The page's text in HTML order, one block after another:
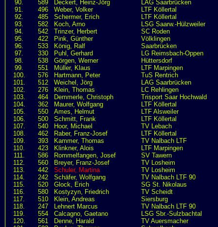
90. 589 Deckert, Heinz-Jörg
LAG Saarbrücken
91.
496 Weber, Volker
LTF Köllertal
92.
485 Schermer, Erich
LTF Köllertal
93.
582 Koch, Arno
LSG Saarw.-Hülzweiler
94.
542 Trinzer, Herbert
SC Roden
95.
422 Pink, Günther
Völklingen
96.
533 König, Ralf
Saarbrücken
97.
330 Puhl, Gerhard
LG Reimsbach-Oppen
98.
538 Görgen, Werner
Hüttersdorf
99.
551 Müller, Klaus
LTF Marpingen
100.
576 Hartmann, Peter
TuS Rentrich
101.
512 Weichel, Jörg
LAG Saarbrücken
102.
276 Klein, Thomas
LC Rehlingen
103.
464 Demmerle, Christoph
Trisport Saar Hochwald
104.
362 Maurer, Wolfgang
LTF Köllertal
105.
550 Ames, Helmut
LTF Alsweiler
106.
500 Schmitt, Frank
LTF Köllertal
107.
540 Hoor, Michael
TV Lebach
108.
462 Raber, Franz-Josef
LTF Köllertal
109.
393 Kammer, Thomas
TV Nalbach LTF
110.
423 Klinkner, Alois
LTF Marpingen
111.
586 Rommelfangen, Josef
SV Tawern
112.
560 Breyer, Franz-Josef
TV Losheim
113.
442 Schuler, Martina
TV Losheim
114.
242 Schäfer, Wolfgang
TV Nalbach LTF 90
115.
520 Glock, Erich
SG St. Nikolaus
116.
580 Kostyzyn, Friedrich
TV Scheidt
117.
510 Klein, Andreas
Siersburg
118.
247 Lehnert Marcus
TV Nalbach LTF 90
119.
554 Calcagno, Gaetano
LSG Sbr.-Sulzbachtal
120.
561 Denne, Harald
TV Auersmacher